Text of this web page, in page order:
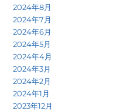
2024年8月
2024年7月
2024年6月
2024年5月
2024年4月
2024年3月
2024年2月
2024年1月
2023年12月